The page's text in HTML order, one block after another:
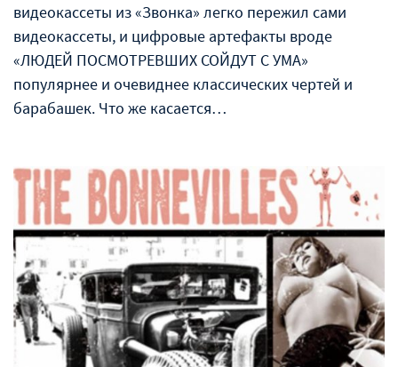
видеокассеты из «Звонка» легко пережил сами
видеокассеты, и цифровые артефакты вроде
«ЛЮДЕЙ ПОСМОТРЕВШИХ СОЙДУТ С УМА»
популярнее и очевиднее классических чертей и
барабашек. Что же касается…